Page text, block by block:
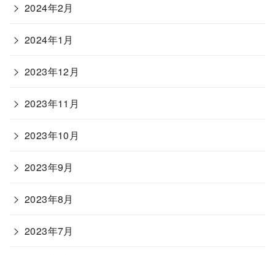
2024年2月
2024年1月
2023年12月
2023年11月
2023年10月
2023年9月
2023年8月
2023年7月